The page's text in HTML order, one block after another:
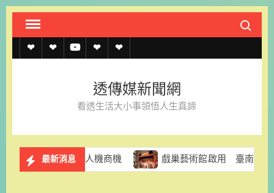
Skip
content
Search
透
約
透
上
記
透 聯
我
官
LINE
透傳媒新聞網
看透生活大小事領悟人生真諦
最新消息
人機商機 戲巢藝術館啟用 臺南再添推廣傳統戲曲文